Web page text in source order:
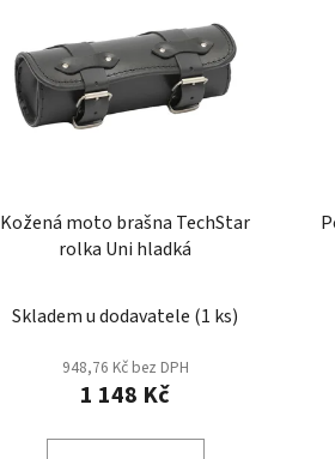
Kožená moto brašna TechStar
rolka Uni hladká
Skladem u dodavatele (1 ks)
948,76 Kč bez DPH
1 148 Kč